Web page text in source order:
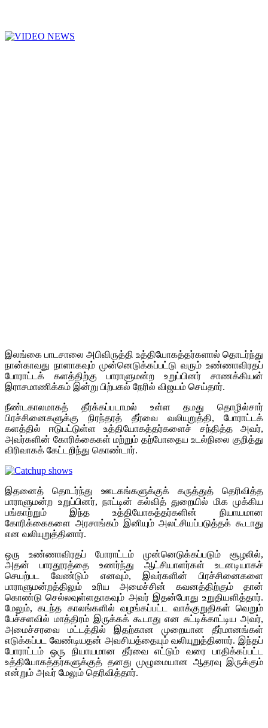
இலங்கை பாடசாலை அபிவிருத்தி உத்தியோகத்தர்களால் தொடர்ந்து
நான்காவது நாளாகவும் முன்னெடுக்கப்பட்டு வரும் உண்ணாவிரதப்
போராட்டக் களத்திற்கு பாராளுமன்ற உறுப்பினர் சாணக்கியன்
இராசமாணிக்கம் இன்று பிற்பகல் நேரில் விஜயம் செய்தார்.
நீண்டகாலமாகத் தீர்க்கப்படாமல் உள்ள தமது தொழில்சார்
பிரச்சினைகளுக்கு நிரந்தரத் தீர்வை வலியுறுத்தி, போராட்டக்
களத்தில் ஈடுபட்டுள்ள உத்தியோகத்தர்களைச் சந்தித்த அவர்,
அவர்களின் கோரிக்கைகள் மற்றும் தற்போதைய உடல்நிலை குறித்து
விரிவாகக் கேட்டறிந்து கொண்டார்.
இதனைத் தொடர்ந்து ஊடகங்களுக்குக் கருத்துத் தெரிவித்த
பாராளுமன்ற உறுப்பினர், நாட்டின் கல்வித் துறையில் மிக முக்கிய
பங்காற்றும் இந்த உத்தியோகத்தர்களின் நியாயமான
கோரிக்கைகளை அரசாங்கம் இனியும் அலட்சியப்படுத்தக் கூடாது
என வலியுறுத்தினார்.
ஒரு உண்ணாவிரதப் போராட்டம் முன்னெடுக்கப்படும் சூழலில்,
அதன் பாரதூரத்தை உணர்ந்து ஆட்சியாளர்கள் உடனடியாகச்
செயற்பட வேண்டும் எனவும், இவர்களின் பிரச்சினைகளை
பாராளுமன்றத்திலும் உரிய அமைச்சின் கவனத்திற்கும் தான்
கொண்டு செல்லவுள்ளதாகவும் அவர் இதன்போது உறுதியளித்தார்.
மேலும், கடந்த காலங்களில் வழங்கப்பட்ட வாக்குறுதிகள் வெறும்
பேச்சளவில் மாத்திரம் இருக்கக் கூடாது என சுட்டிக்காட்டிய அவர்,
அமைச்சரவை மட்டத்தில் இதற்கான முறையான தீர்மானங்கள்
எடுக்கப்பட வேண்டியதன் அவசியத்தையும் வலியுறுத்தினார். இந்தப்
போராட்டம் ஒரு நியாயமான தீர்வை எட்டும் வரை பாதிக்கப்பட்ட
உத்தியோகத்தர்களுக்குத் தனது முழுமையான ஆதரவு இருக்கும்
என்றும் அவர் மேலும் தெரிவித்தார்.